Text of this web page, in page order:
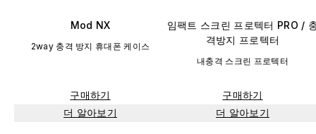
Mod NX
2way 충격 방지 휴대폰 케이스
구매하기
더 알아보기
임팩트 스크린 프로텍터 PRO /
격방지 프로텍터
내충격 스크린 프로텍터
구매하기
더 알아보기